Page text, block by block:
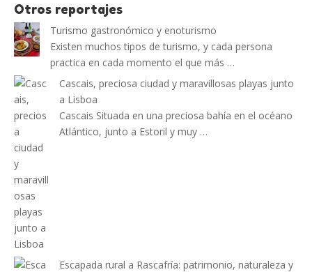
Otros reportajes
Turismo gastronómico y enoturismo
Existen muchos tipos de turismo, y cada persona
practica en cada momento el que más …
Cascais, preciosa ciudad y maravillosas playas junto
a Lisboa
Cascais Situada en una preciosa bahía en el océano
Atlántico, junto a Estoril y muy …
Escapada rural a Rascafría: patrimonio, naturaleza y